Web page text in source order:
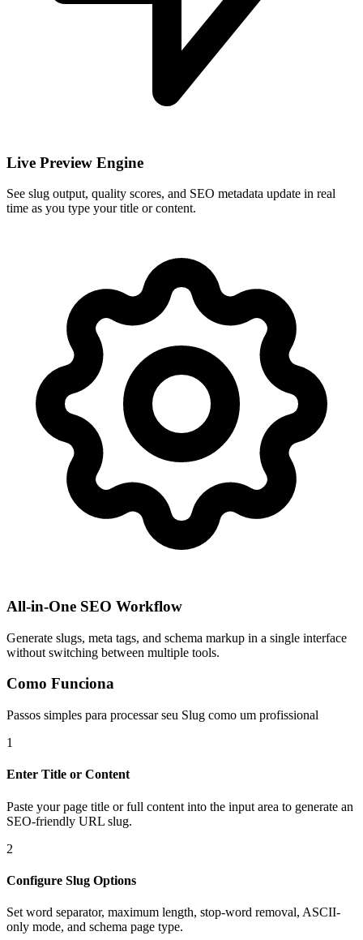
Live Preview Engine
See slug output, quality scores, and SEO metadata update in real
time as you type your title or content.
All-in-One SEO Workflow
Generate slugs, meta tags, and schema markup in a single interface
without switching between multiple tools.
Como Funciona
Passos simples para processar seu Slug como um profissional
1
Enter Title or Content
Paste your page title or full content into the input area to generate an
SEO-friendly URL slug.
2
Configure Slug Options
Set word separator, maximum length, stop-word removal, ASCII-
only mode, and schema page type.